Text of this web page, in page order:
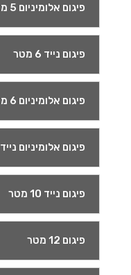
פיגום אלומיניום 5 מטר
פיגום נייד 6 מטר
פיגום אלומיניום 6 מטר
פיגום אלומיניום נייד 8 מטר
פיגום נייד 10 מטר
פיגום 12 מטר